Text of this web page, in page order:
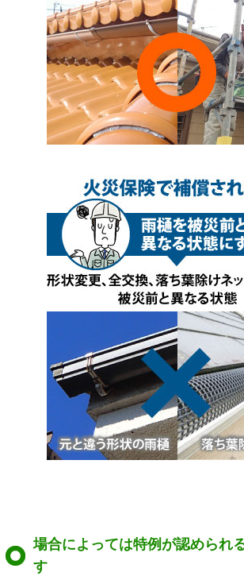
場合によっては特例が認められ
す